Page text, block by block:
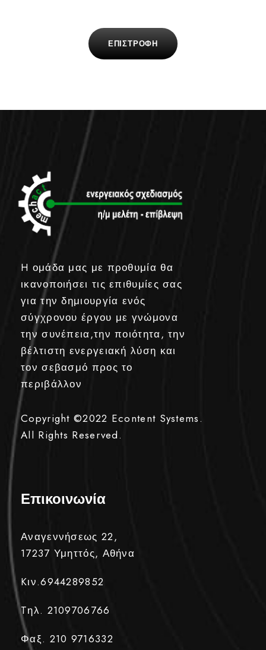
ΕΠΙΣΤΡΟΦΗ
H ομάδα μας με προθυμία θα
ικανοποιήσει τις επιθυμίες σας
για την δημιουργία ενός
σύγχρονου έργου με γνώμονα
την συνέπεια,την ποιότητα, την
βέλτιστη ενεργειακή λύση και
τον σεβασμό προς το
περιβάλλον
Copyright ©2022 Econtent Systems.
All Rights Reserved.
Επικοινωνία
Αναγεννήσεως 22,
17237 Υμηττός, Αθήνα
Kιν.6944289852
Tηλ. 2109706766
Φαξ. 210 9716332